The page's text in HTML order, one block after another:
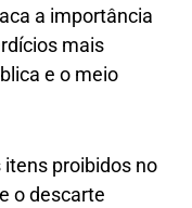
a importância
mais
e o meio
proibidos no
o descarte